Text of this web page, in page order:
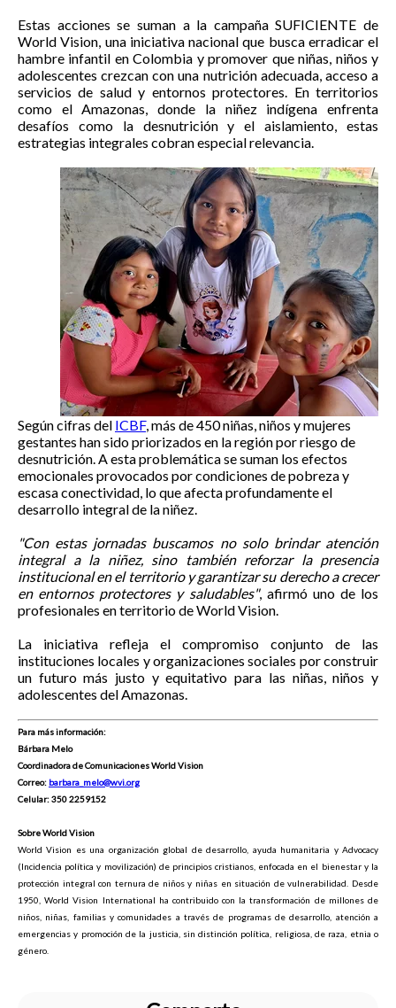
Estas acciones se suman a la campaña SUFICIENTE de
World Vision, una iniciativa nacional que busca erradicar el
hambre infantil en Colombia y promover que niñas, niños y
adolescentes crezcan con una nutrición adecuada, acceso a
servicios de salud y entornos protectores. En territorios
como el Amazonas, donde la niñez indígena enfrenta
desafíos como la desnutrición y el aislamiento, estas
estrategias integrales cobran especial relevancia.
Según cifras del ICBF, más de 450 niñas, niños y mujeres
gestantes han sido priorizados en la región por riesgo de
desnutrición. A esta problemática se suman los efectos
emocionales provocados por condiciones de pobreza y
escasa conectividad, lo que afecta profundamente el
desarrollo integral de la niñez.
"Con estas jornadas buscamos no solo brindar atención
integral a la niñez, sino también reforzar la presencia
institucional en el territorio y garantizar su derecho a crecer
en entornos protectores y saludables", afirmó uno de los
profesionales en territorio de World Vision.
La iniciativa refleja el compromiso conjunto de las
instituciones locales y organizaciones sociales por construir
un futuro más justo y equitativo para las niñas, niños y
adolescentes del Amazonas.
Para más información:
Bárbara Melo
Coordinadora de Comunicaciones World Vision
Correo: barbara_melo@wvi.org
Celular: 350 2259152
Sobre World Vision
World Vision es una organización global de desarrollo, ayuda humanitaria y Advocacy
(Incidencia política y movilización) de principios cristianos, enfocada en el bienestar y la
protección integral con ternura de niños y niñas en situación de vulnerabilidad. Desde
1950, World Vision International ha contribuido con la transformación de millones de
niños, niñas, familias y comunidades a través de programas de desarrollo, atención a
emergencias y promoción de la justicia, sin distinción política, religiosa, de raza, etnia o
género.